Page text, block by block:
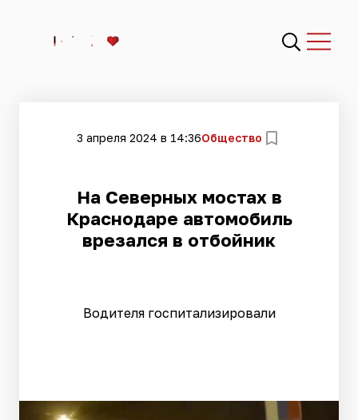
3 апреля 2024 в 14:36Общество
На Северных мостах в
Краснодаре автомобиль
врезался в отбойник
Водителя госпитализировали